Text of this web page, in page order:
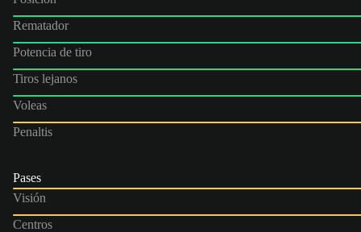
Rematador
Potencia de tiro
Tiros lejanos
Voleas
Penaltis
Pases
Visión
Centros